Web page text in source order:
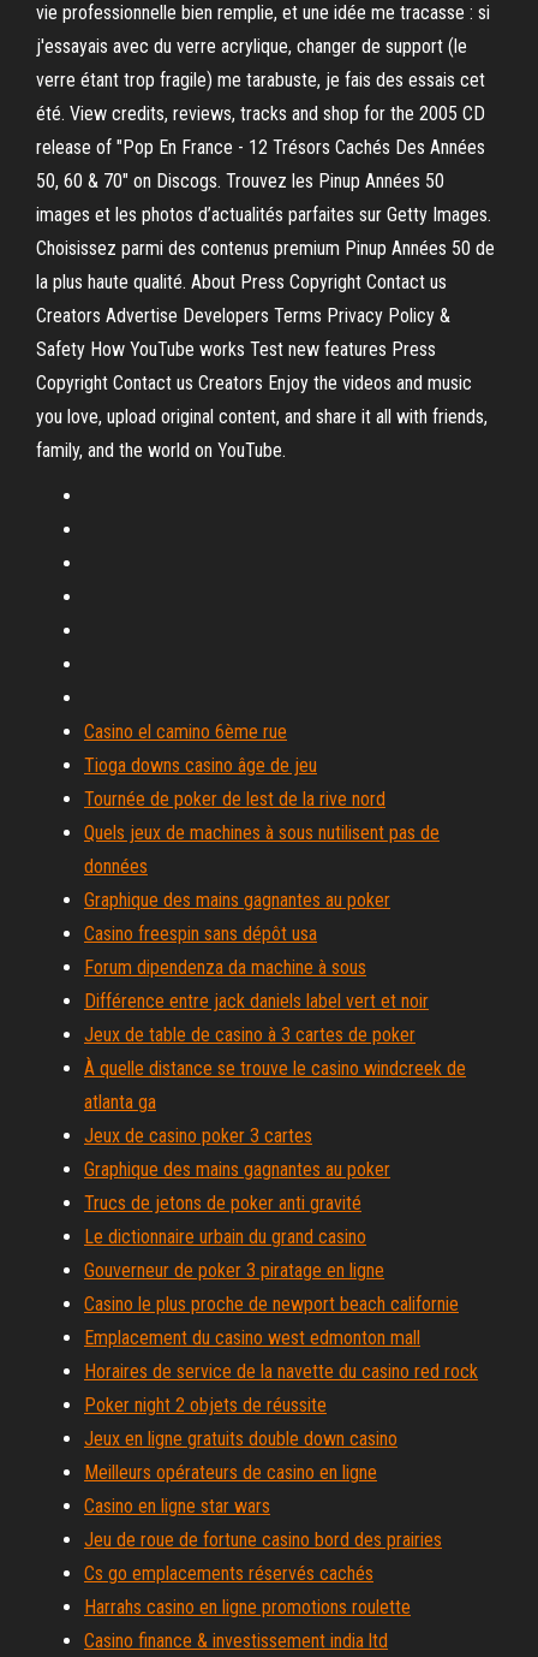
vie professionnelle bien remplie, et une idée me tracasse : si
j'essayais avec du verre acrylique, changer de support (le
verre étant trop fragile) me tarabuste, je fais des essais cet
été. View credits, reviews, tracks and shop for the 2005 CD
release of "Pop En France - 12 Trésors Cachés Des Années
50, 60 & 70" on Discogs. Trouvez les Pinup Années 50
images et les photos d’actualités parfaites sur Getty Images.
Choisissez parmi des contenus premium Pinup Années 50 de
la plus haute qualité. About Press Copyright Contact us
Creators Advertise Developers Terms Privacy Policy &
Safety How YouTube works Test new features Press
Copyright Contact us Creators Enjoy the videos and music
you love, upload original content, and share it all with friends,
family, and the world on YouTube.
Casino el camino 6ème rue
Tioga downs casino âge de jeu
Tournée de poker de lest de la rive nord
Quels jeux de machines à sous nutilisent pas de
données
Graphique des mains gagnantes au poker
Casino freespin sans dépôt usa
Forum dipendenza da machine à sous
Différence entre jack daniels label vert et noir
Jeux de table de casino à 3 cartes de poker
À quelle distance se trouve le casino windcreek de
atlanta ga
Jeux de casino poker 3 cartes
Graphique des mains gagnantes au poker
Trucs de jetons de poker anti gravité
Le dictionnaire urbain du grand casino
Gouverneur de poker 3 piratage en ligne
Casino le plus proche de newport beach californie
Emplacement du casino west edmonton mall
Horaires de service de la navette du casino red rock
Poker night 2 objets de réussite
Jeux en ligne gratuits double down casino
Meilleurs opérateurs de casino en ligne
Casino en ligne star wars
Jeu de roue de fortune casino bord des prairies
Cs go emplacements réservés cachés
Harrahs casino en ligne promotions roulette
Casino finance & investissement india ltd